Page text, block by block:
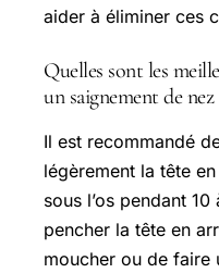
aider à éliminer ces
Quelles sont les
un saignement de nez
Il est recommandé
légèrement la tête
sous l’os pendant
pencher la tête en
moucher ou de faire